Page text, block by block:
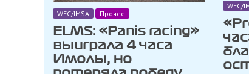
WEC/IMSA Прочее
ELMS: «Panis racing»
выиграла 4 часа
Имолы, но
WEC/